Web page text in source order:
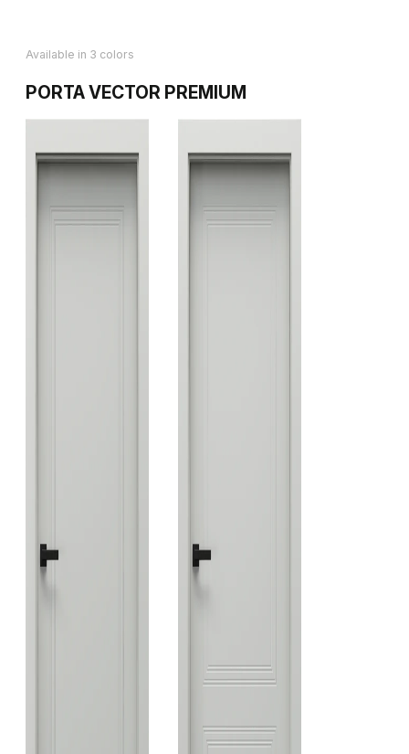
Available in 3 colors
PORTA VECTOR PREMIUM